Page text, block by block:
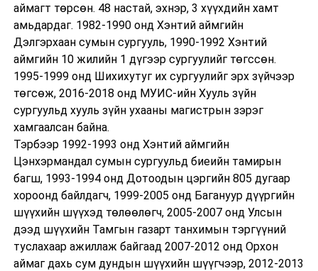
аймагт төрсөн. 48 настай, эхнэр, 3 хүүхдийн хамт
амьдардаг. 1982-1990 онд Хэнтий аймгийн
Дэлгэрхаан сумын сургууль, 1990-1992 Хэнтий
аймгийн 10 жилийн 1 дүгээр сургуулийг төгссөн.
1995-1999 онд Шихихутуг их сургуулийг эрх зүйчээр
төгсөж, 2016-2018 онд МУИС-ийн Хууль зүйн
сургуульд хууль зүйн ухааны магистрын зэрэг
хамгаалсан байна.
Тэрбээр 1992-1993 онд Хэнтий аймгийн
Цэнхэрмандал сумын сургуульд биеийн тамирын
багш, 1993-1994 онд Дотоодын цэргийн 805 дугаар
хороонд байлдагч, 1999-2005 онд Багануур дүүргийн
шүүхийн шүүхэд төлөөлөгч, 2005-2007 онд Улсын
дээд шүүхийн Тамгын газарт танхимын тэргүүний
туслахаар ажиллаж байгаад 2007-2012 онд Орхон
аймаг дахь сум дундын шүүхийн шүүгчээр, 2012-2013